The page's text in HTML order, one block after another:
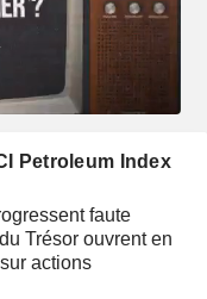
Petroleum Index
faute
Trésor ouvrent en
actions